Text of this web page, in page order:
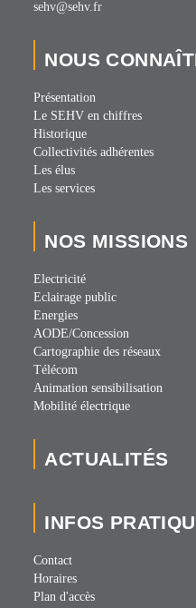
sehv@sehv.fr
NOUS
Présentation
Le SEHV en chiffres
Historique
Collectivités adhérentes
Les élus
Les services
NOS MISSIONS
Electricité
Eclairage public
Energies
AODE/Concession
Cartographie des réseaux
Télécom
Animation sensibilisation
Mobilité électrique
ACTUALITÉS
INFOS
Contact
Horaires
Plan d'accès